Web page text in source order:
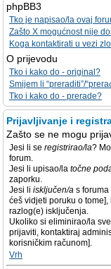
phpBB3
Tko je napisao/la ovaj
Zašto X mogućnost nije
Koga kontaktirati u vezi
O prijevodu
Tko i kako do - original?
Smijem li “preraditi”/
Tko i kako do - prerade?
Prijavljivanje i
Zašto se ne mogu
Jesi li se registrirao/la?
forum.
Jesi li upisao/la točne
zaporku.
Jesi li isključen/a s
ćeš vidjeti poruku o
razlog(e) isključenja.
Ukoliko si eliminirao/la
prijaviti, kontaktiraj
korisničkim računom].
Vrh